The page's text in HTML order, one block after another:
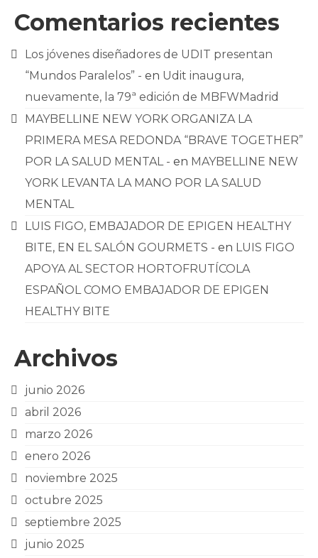
Comentarios recientes
Los jóvenes diseñadores de UDIT presentan
“Mundos Paralelos” - en Udit inaugura,
nuevamente, la 79ª edición de MBFWMadrid
MAYBELLINE NEW YORK ORGANIZA LA
PRIMERA MESA REDONDA “BRAVE TOGETHER”
POR LA SALUD MENTAL - en MAYBELLINE NEW
YORK LEVANTA LA MANO POR LA SALUD
MENTAL
LUIS FIGO, EMBAJADOR DE EPIGEN HEALTHY
BITE, EN EL SALÓN GOURMETS - en LUIS FIGO
APOYA AL SECTOR HORTOFRUTÍCOLA
ESPAÑOL COMO EMBAJADOR DE EPIGEN
HEALTHY BITE
Archivos
junio 2026
abril 2026
marzo 2026
enero 2026
noviembre 2025
octubre 2025
septiembre 2025
junio 2025